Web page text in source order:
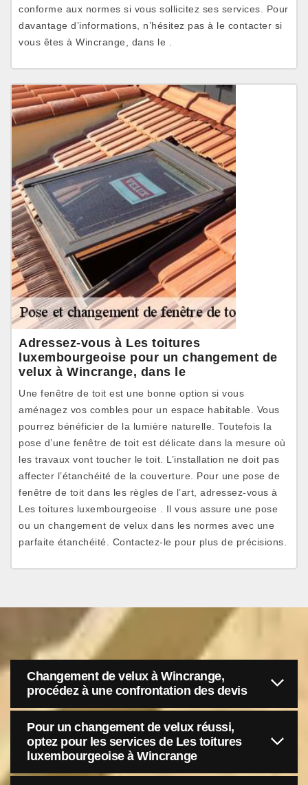
conforme aux normes si vous sollicitez ses services. Pour
davantage d’informations, n’hésitez pas à le contacter si
vous êtes à Wincrange, dans le .
Adressez-vous à Les toitures
luxembourgeoise pour un changement de
velux à Wincrange, dans le
Une fenêtre de toit est une bonne option si vous
aménagez vos combles pour un espace habitable. Vous
pourrez bénéficier de la lumière naturelle. Toutefois la
pose d’une fenêtre de toit est délicate dans la mesure où
les travaux vont toucher le toit. L’installation ne doit pas
affecter l’étanchéité de la couverture. Pour une pose de
fenêtre de toit dans les règles de l’art, adressez-vous à
Les toitures luxembourgeoise . Il vous assure une pose
ou un changement de velux dans les normes avec une
parfaite étanchéité. Contactez-le pour plus de précisions.
Changement de velux à Wincrange,
procédez à une confrontation des devis
Pour un changement de velux réussi,
optez pour les services de Les toitures
luxembourgeoise à Wincrange